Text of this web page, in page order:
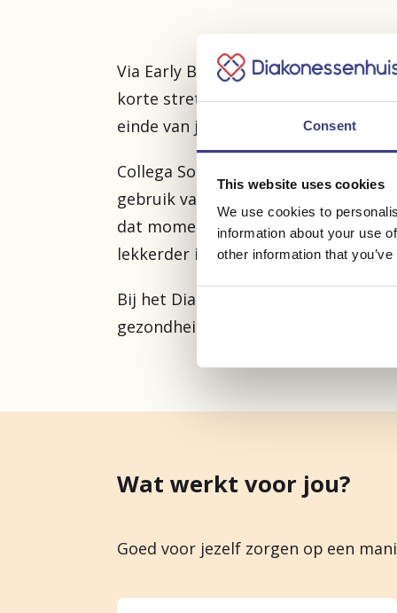
Consent
This website uses cookies
We use cookies to
information about your use
other information that
Via Early Bird Yoga kun je online
korte stretchsessie tussen twee
einde van je dag. Daarnaast zijn er
Collega Sonja,
gebruik van de app. "Ik vind het fijn
dat moment behoefte aan heb. Na
lekkerder in mijn vel."
Bij het Diakonessenhuis kun je
gezondheid en welzijn. Gratis yoga is
Wat werkt voor jou?
Goed voor jezelf zorgen op een